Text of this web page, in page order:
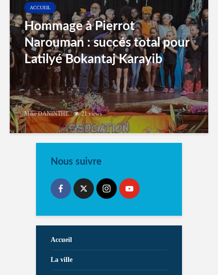
ACCUEIL
Hommage à Pierrot
Narouman : succés total pour
Latilyé Bokantaj Karayib
Mike DANINTHE 21 views
Nous suivre
Accueil
La ville